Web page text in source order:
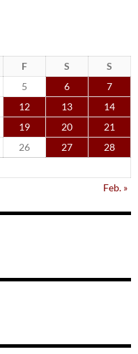
F S
S
5 6
7
12 13
14
19 20
21
26 27
28
Feb. »